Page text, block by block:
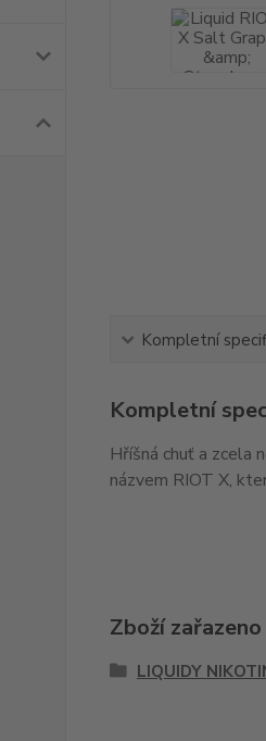
Kompletní
Kompletní
Hříšná chuť a zcela
názvem RIOT X,
Zboží
LIQUIDY